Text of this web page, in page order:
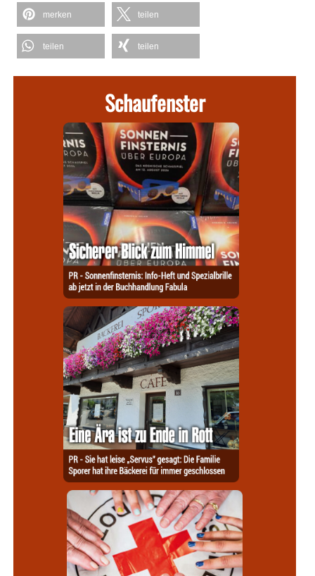
merken teilen
teilen teilen
Schaufenster